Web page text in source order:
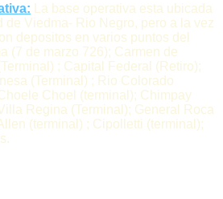
La base operativa esta ubicada
de Viedma- Rio Negro, pero a la vez
depositos en varios puntos del
(7 de marzo 726); Carmen de
; Capital Federal (Retiro);
(Terminal) ; Rio Colorado
Choel (terminal); Chimpay
Regina (Terminal); General Roca
(terminal) ; Cipolletti (terminal);